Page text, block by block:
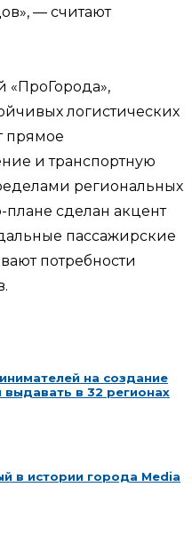
— считают
«ПроГорода»,
логистических
прямое
и транспортную
региональных
плане сделан акцент
пассажирские
потребности
на создание
выдавать в 32 регионах
в истории города Media